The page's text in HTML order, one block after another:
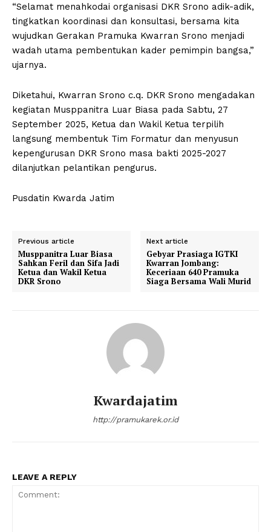
“Selamat menahkodai organisasi DKR Srono adik-adik,
tingkatkan koordinasi dan konsultasi, bersama kita
wujudkan Gerakan Pramuka Kwarran Srono menjadi
wadah utama pembentukan kader pemimpin bangsa,”
ujarnya.
Diketahui, Kwarran Srono c.q. DKR Srono mengadakan
kegiatan Musppanitra Luar Biasa pada Sabtu, 27
September 2025, Ketua dan Wakil Ketua terpilih
langsung membentuk Tim Formatur dan menyusun
kepengurusan DKR Srono masa bakti 2025-2027
dilanjutkan pelantikan pengurus.
Pusdatin Kwarda Jatim
Previous article
Musppanitra Luar Biasa
Sahkan Feril dan Sifa Jadi
Ketua dan Wakil Ketua
DKR Srono
Next article
Gebyar Prasiaga IGTKI
Kwarran Jombang:
Keceriaan 640 Pramuka
Siaga Bersama Wali Murid
Kwardajatim
http://pramukarek.or.id
LEAVE A REPLY